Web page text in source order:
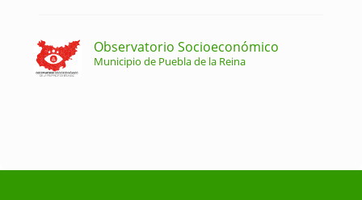
Observatorio Socioeconómico
Municipio de Puebla de la Reina